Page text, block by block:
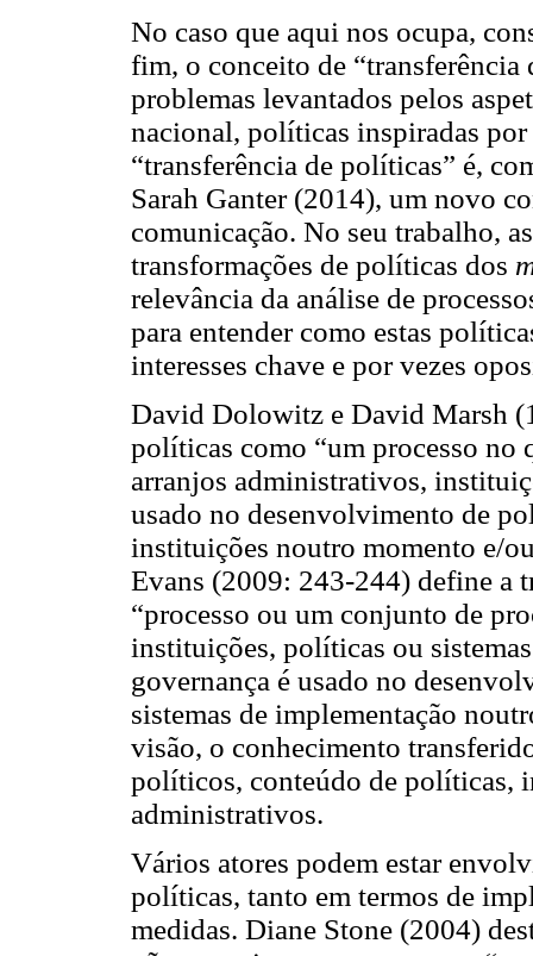
No caso que aqui nos ocupa,
fim, o conceito de
problemas levantados pelos
nacional, políticas inspiradas
“transferência de políticas” é,
Sarah Ganter (2014), um novo
comunicação. No seu trabalho,
transformações de políticas dos
relevância da análise de
para entender como estas
interesses chave e por vezes
David Dolowitz e David Marsh
políticas como “um processo no
arranjos administrativos,
usado no desenvolvimento de
instituições noutro momento e/
Evans (2009: 243-244) define a
“processo ou um conjunto de
instituições, políticas ou
governança é usado no
sistemas de implementação
visão, o conhecimento
políticos, conteúdo de políticas,
administrativos.
Vários atores podem estar
políticas, tanto em termos de
medidas. Diane Stone (2004)